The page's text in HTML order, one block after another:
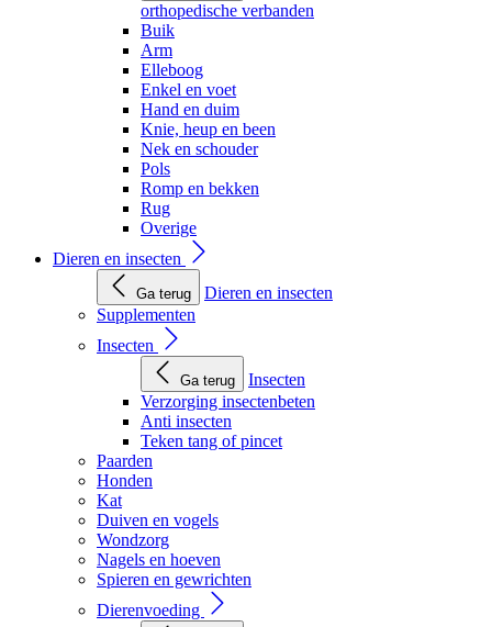
orthopedische verbanden
Buik
Arm
Elleboog
Enkel en voet
Hand en duim
Knie, heup en been
Nek en schouder
Pols
Romp en bekken
Rug
Overige
Dieren en insecten
Ga terug
Dieren en insecten
Supplementen
Insecten
Ga terug
Insecten
Verzorging insectenbeten
Anti insecten
Teken tang of pincet
Paarden
Honden
Kat
Duiven en vogels
Wondzorg
Nagels en hoeven
Spieren en gewrichten
Dierenvoeding